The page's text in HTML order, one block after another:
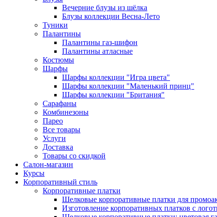
Вечерние блузы из шёлка
Блузы коллекции Весна-Лето
Туники
Палантины
Палантины газ-шифон
Палантины атласные
Костюмы
Шарфы
Шарфы коллекции "Игра цвета"
Шарфы коллекции "Маленький принц"
Шарфы коллекции "Британия"
Сарафаны
Комбинезоны
Парео
Все товары
Услуги
Доставка
Товары со скидкой
Салон-магазин
Курсы
Корпоративный стиль
Корпоративные платки
Шелковые корпоративные платки для
Изготовление корпоративных платков с